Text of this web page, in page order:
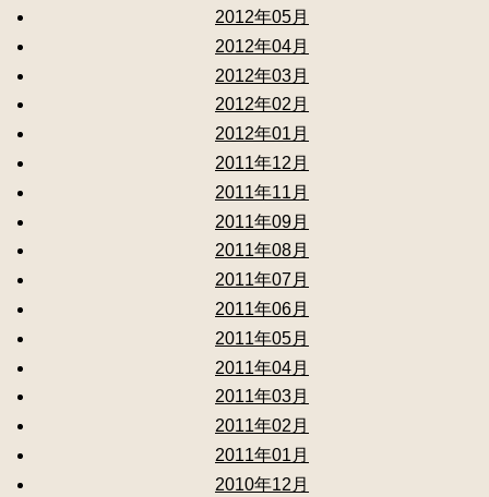
2012年05月
2012年04月
2012年03月
2012年02月
2012年01月
2011年12月
2011年11月
2011年09月
2011年08月
2011年07月
2011年06月
2011年05月
2011年04月
2011年03月
2011年02月
2011年01月
2010年12月